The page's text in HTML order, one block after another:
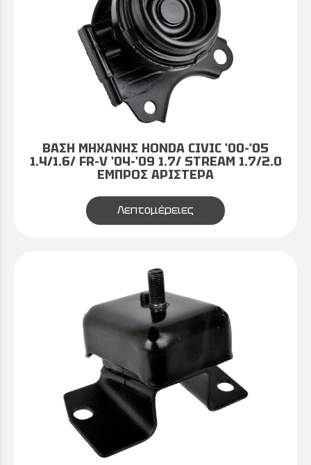
ΒΑΣΗ ΜΗΧΑΝΗΣ HONDA CIVIC '00-'05
1.4/1.6/ FR-V '04-'09 1.7/ STREAM 1.7/2.0
ΕΜΠΡΟΣ ΑΡΙΣΤΕΡΑ
Λεπτομέρειες